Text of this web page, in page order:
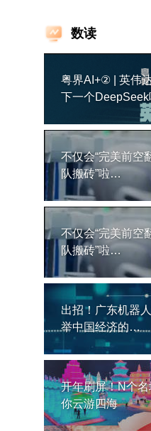
数读
粤界AI+② | 英伟
下一个DeepSeek
不仅会“完美前空
队搬砖”啦…
不仅会“完美前空
队搬砖”啦…
出招！广东机器
举中国经济的…
开年刷屏！N个
你云游四海